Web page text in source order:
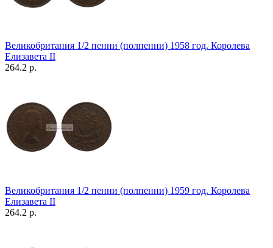
Великобритания 1/2 пенни (полпенни) 1958 год. Королева
Елизавета II
264.2 р.
Великобритания 1/2 пенни (полпенни) 1959 год. Королева
Елизавета II
264.2 р.